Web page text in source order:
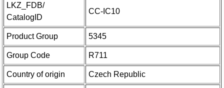
LKZ_FDB/
CatalogID
CC-IC10
Product Group 5345
Group Code R711
Country of origin Czech Republic